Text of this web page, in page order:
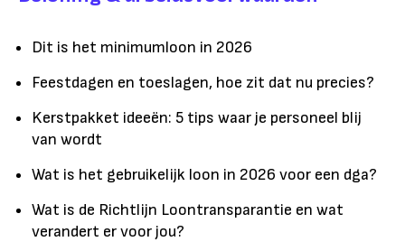
Dit is het minimumloon in 2026
Feestdagen en toeslagen, hoe zit dat nu precies?
Kerstpakket ideeën: 5 tips waar je personeel blij
van wordt
Wat is het gebruikelijk loon in 2026 voor een dga?
Wat is de Richtlijn Loontransparantie en wat
verandert er voor jou?